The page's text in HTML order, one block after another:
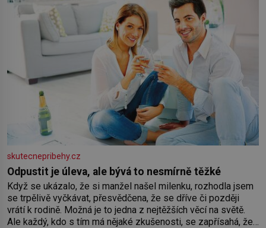
skutecnepribehy.cz
Odpustit je úleva, ale bývá to nesmírně těžké
Když se ukázalo, že si manžel našel milenku, rozhodla jsem
se trpělivě vyčkávat, přesvědčena, že se dříve či později
vrátí k rodině. Možná je to jedna z nejtěžších věcí na světě.
Ale každý, kdo s tím má nějaké zkušenosti, se zapřísahá, že